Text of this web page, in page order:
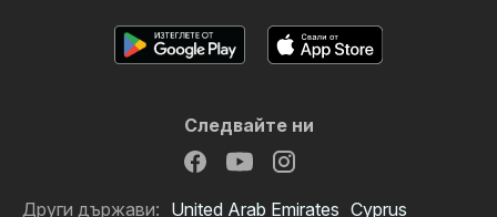
Следвайте ни
Други държави: United Arab Emirates Cyprus